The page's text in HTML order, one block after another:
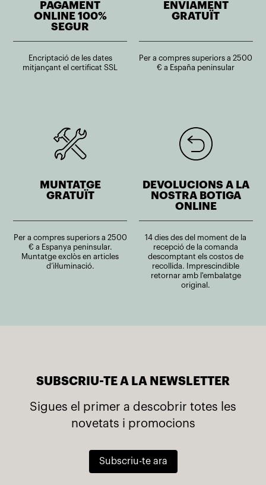
PAGAMENT
ONLINE 100%
SEGUR
Encriptació de les dates
mitjançant el certificat SSL
ENVIAMENT
GRATUÏT
Per a compres superiors a 2500
€ a España peninsular
MUNTATGE
GRATUÏT
Per a compres superiors a 2500
€ a Espanya peninsular.
Muntatge exclòs en articles
d’il·luminació.
DEVOLUCIONS A LA
NOSTRA BOTIGA
ONLINE
14 dies des del moment de la
recepció de la comanda
descomptant els costos de
recollida. Imprescindible
retornar amb l'embalatge
original.
SUBSCRIU-TE A LA NEWSLETTER
Sigues el primer a descobrir totes les
novetats i promocions
Subscriu-te ara